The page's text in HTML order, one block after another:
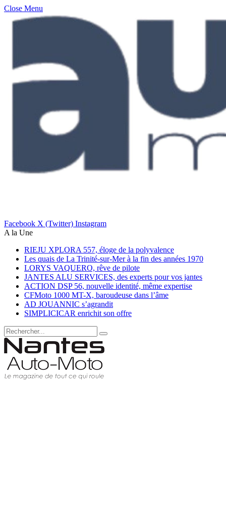
Close Menu
Facebook X (Twitter) Instagram
A la Une
RIEJU XPLORA 557, éloge de la polyvalence
Les quais de La Trinité-sur-Mer à la fin des années 1970
LORYS VAQUERO, rêve de pilote
JANTES ALU SERVICES, des experts pour vos jantes
ACTION DSP 56, nouvelle identité, même expertise
CFMoto 1000 MT-X, baroudeuse dans l’âme
AD JOUANNIC s’agrandit
SIMPLICICAR enrichit son offre